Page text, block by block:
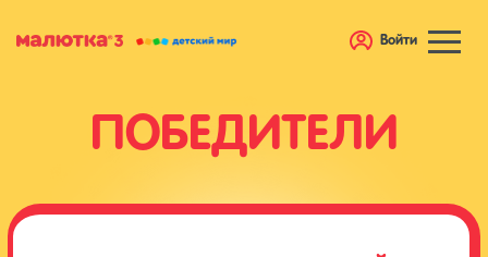
Войти
ПОБЕДИТЕЛИ